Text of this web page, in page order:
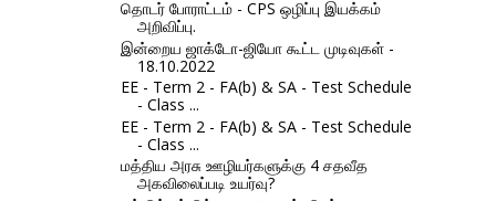
தொடர் போராட்டம் - CPS ஒழிப்பு இயக்கம்
அறிவிப்பு.
இன்றைய ஜாக்டோ-ஜியோ கூட்ட முடிவுகள் -
18.10.2022
EE - Term 2 - FA(b) & SA - Test Schedule
- Class ...
EE - Term 2 - FA(b) & SA - Test Schedule
- Class ...
மத்திய அரசு ஊழியர்களுக்கு 4 சதவீத
அகவிலைப்படி உயர்வு?